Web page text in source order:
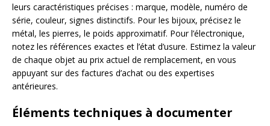
leurs caractéristiques précises : marque, modèle, numéro de
série, couleur, signes distinctifs. Pour les bijoux, précisez le
métal, les pierres, le poids approximatif. Pour l’électronique,
notez les références exactes et l’état d’usure. Estimez la valeur
de chaque objet au prix actuel de remplacement, en vous
appuyant sur des factures d’achat ou des expertises
antérieures.
Éléments techniques à documenter